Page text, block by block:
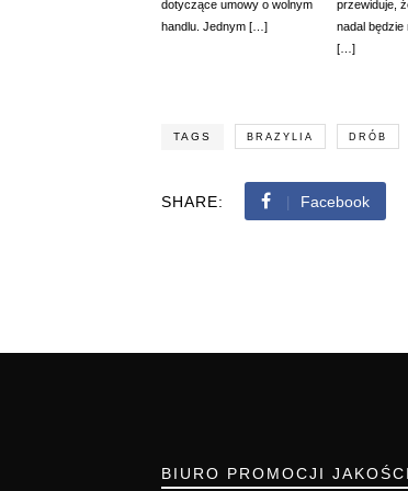
dotyczące umowy o wolnym
handlu. Jednym […]
przewiduje,
nadal będzie
[…]
TAGS BRAZYLIA DRÓB
SHARE: Facebook
BIURO PROMOCJI